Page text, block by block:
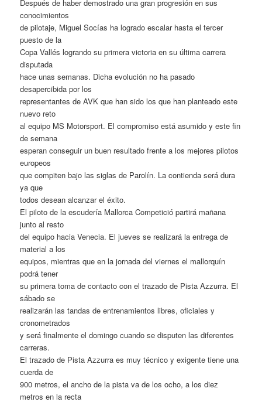
Después de haber demostrado una gran progresión en sus
conocimientos
de pilotaje, Miguel Socías ha logrado escalar hasta el tercer
puesto de la
Copa Vallés logrando su primera victoria en su última carrera
disputada
hace unas semanas. Dicha evolución no ha pasado
desapercibida por los
representantes de AVK que han sido los que han planteado este
nuevo reto
al equipo MS Motorsport. El compromiso está asumido y este fin
de semana
esperan conseguir un buen resultado frente a los mejores pilotos
europeos
que compiten bajo las siglas de Parolín. La contienda será dura
ya que
todos desean alcanzar el éxito.
El piloto de la escudería Mallorca Competició partirá mañana
junto al resto
del equipo hacia Venecia. El jueves se realizará la entrega de
material a los
equipos, mientras que en la jornada del viernes el mallorquín
podrá tener
su primera toma de contacto con el trazado de Pista Azzurra. El
sábado se
realizarán las tandas de entrenamientos libres, oficiales y
cronometrados
y será finalmente el domingo cuando se disputen las diferentes
carreras.
El trazado de Pista Azzurra es muy técnico y exigente tiene una
cuerda de
900 metros, el ancho de la pista va de los ocho, a los diez
metros en la recta